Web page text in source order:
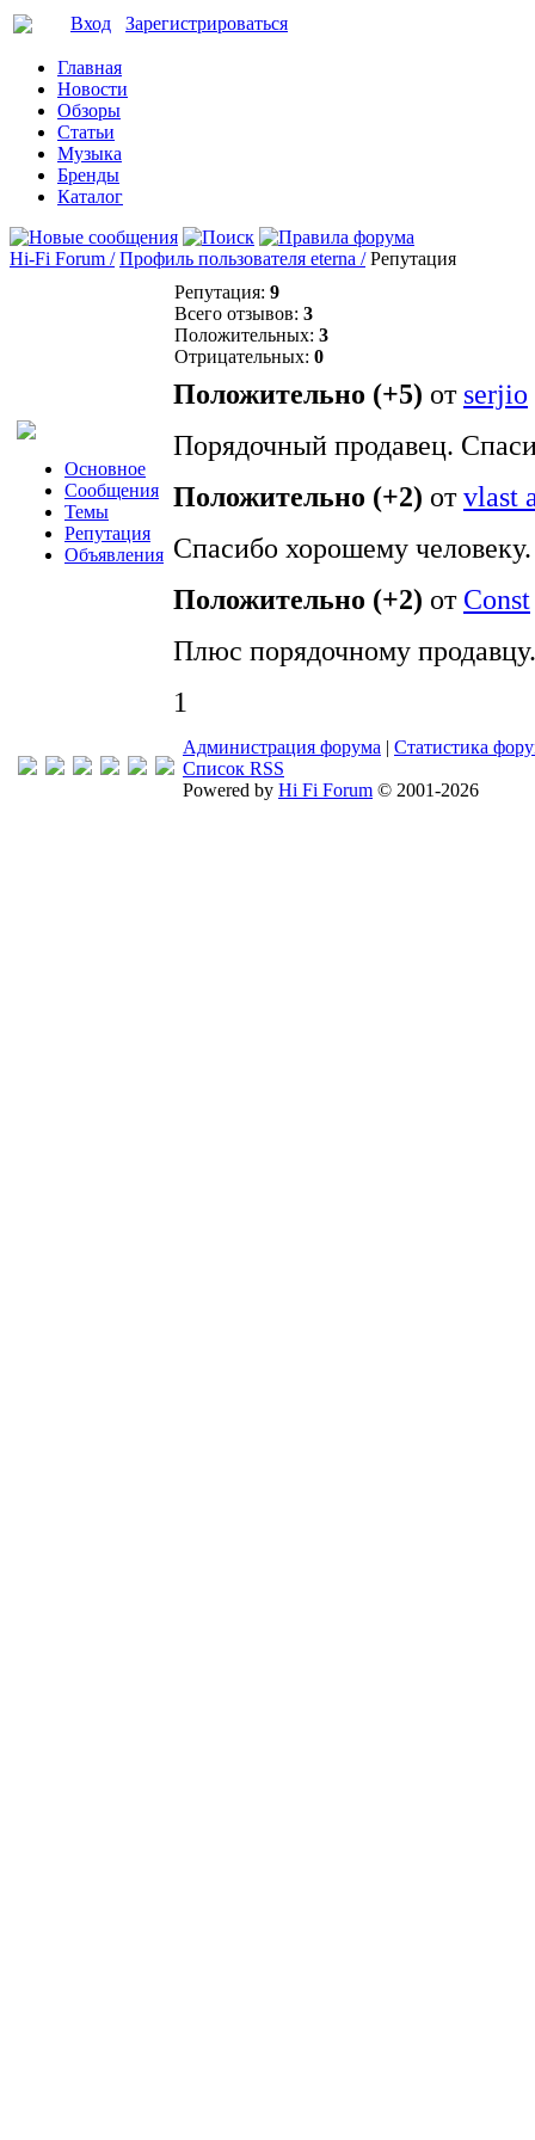
Вход Зарегистрироваться
Главная
Новости
Обзоры
Статьи
Музыка
Бренды
Каталог
Hi-Fi Forum / Профиль пользователя eterna / Репутация
Основное
Сообщения
Темы
Репутация
Объявления
Репутация: 9
Всего отзывов: 3
Положительных: 3
Отрицательных: 0
Положительно (+5) от serjio
Порядочный продавец.
Положительно (+2) отvlast
Спасибо хорошему
Положительно (+2) от Const
Плюс порядочному продавцу.
1
Администрация форума | Статистика
Список RSS
Powered by Hi Fi Forum © 2001-2026